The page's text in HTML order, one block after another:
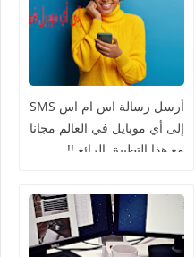
أرسل رسالة اس ام اس SMS
إلى أي موبايل في العالم مجانا
مع هذا التطبيق الرائع !!